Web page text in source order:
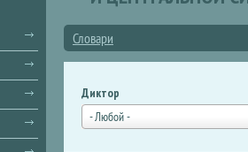
Словари
Диктор
- Любой -